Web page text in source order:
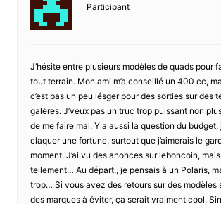
Participant
J’hésite entre plusieurs modèles de quads pour
tout terrain. Mon ami m’a conseillé un 400 cc,
c’est pas un peu lésger pour des sorties sur des
galères. J’veux pas un truc trop puissant non
de me faire mal. Y a aussi la question du budget,
claquer une fortune, surtout que j’aimerais le
moment. J’ai vu des anonces sur leboncoin,
tellement… Au départ,, je pensais à un Polaris,
trop… Si vous avez des retours sur des modèles
des marques à éviter, ça serait vraiment cool.